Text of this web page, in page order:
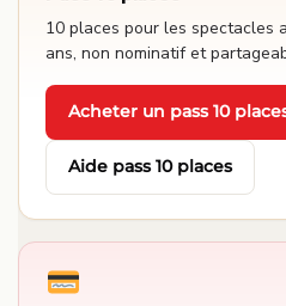
10 places pour les
ans, non nominatif et
Acheter un pass 10
· Aide pass 10 places